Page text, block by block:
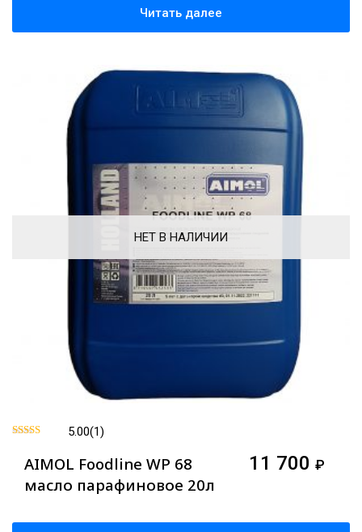
Читать далее
НЕТ В НАЛИЧИИ
из 5
5.00(1)
AIMOL Foodline WP 68
масло парафиновое 20л
11 700 ₽